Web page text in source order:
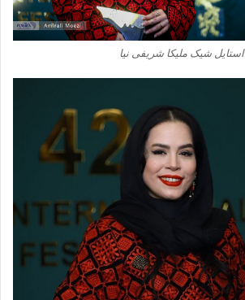
استایل شیک ملیکا شریفی نیا